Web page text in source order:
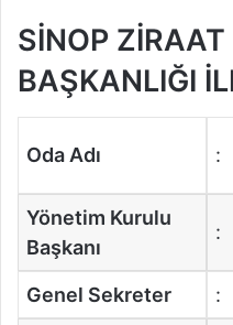
SİNOP
BAŞKANLIĞI
Oda Adı :
Yönetim Kurulu
Başkanı
:
Genel Sekreter :